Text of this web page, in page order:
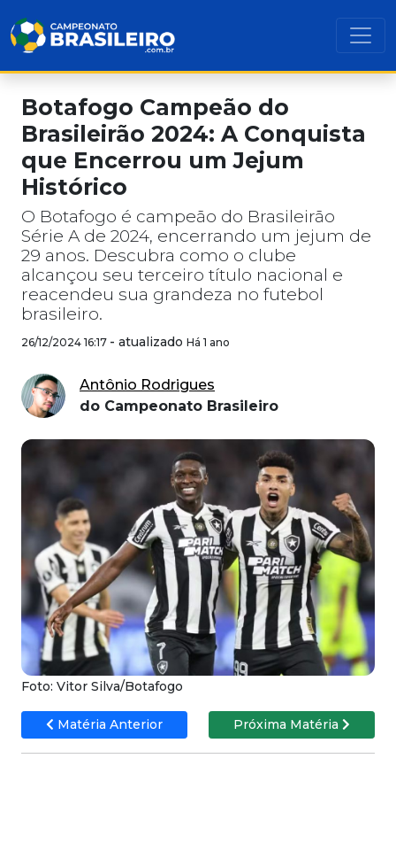
Botafogo Campeão do
Brasileirão 2024: A Conquista
que Encerrou um Jejum
Histórico
O Botafogo é campeão do Brasileirão
Série A de 2024, encerrando um jejum de
29 anos. Descubra como o clube
alcançou seu terceiro título nacional e
reacendeu sua grandeza no futebol
brasileiro.
26/12/2024 16:17 - atualizado Há 1 ano
Antônio Rodrigues
do Campeonato Brasileiro
Foto: Vitor Silva/Botafogo
Matéria Anterior Próxima Matéria